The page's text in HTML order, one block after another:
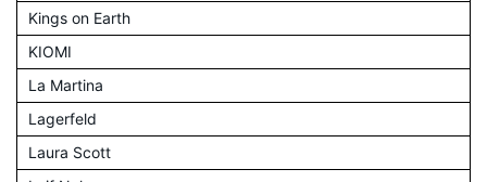
Kings on Earth
KIOMI
La Martina
Lagerfeld
Laura Scott